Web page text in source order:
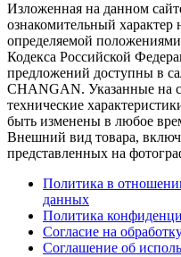
Изложенная на данном
ознакомительный характер
определяемой
Кодекса Российской
предложений доступны в
CHANGAN. Указанные на
технические
быть изменены в любое
Внешний вид товара,
представленных на
Политика в
данных
Политика
Согласие на
Соглашение об